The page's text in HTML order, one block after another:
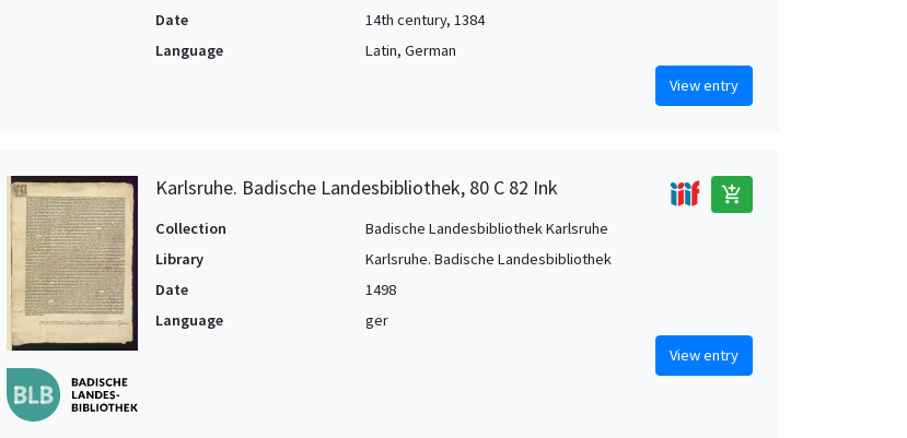
Date
14th century, 1384
Language
Latin, German
View entry
Karlsruhe. Badische Landesbibliothek, 80 C 82 Ink add_shopping_cart
Collection
Badische Landesbibliothek Karlsruhe
Library
Karlsruhe. Badische Landesbibliothek
Date
1498
Language
ger
View entry